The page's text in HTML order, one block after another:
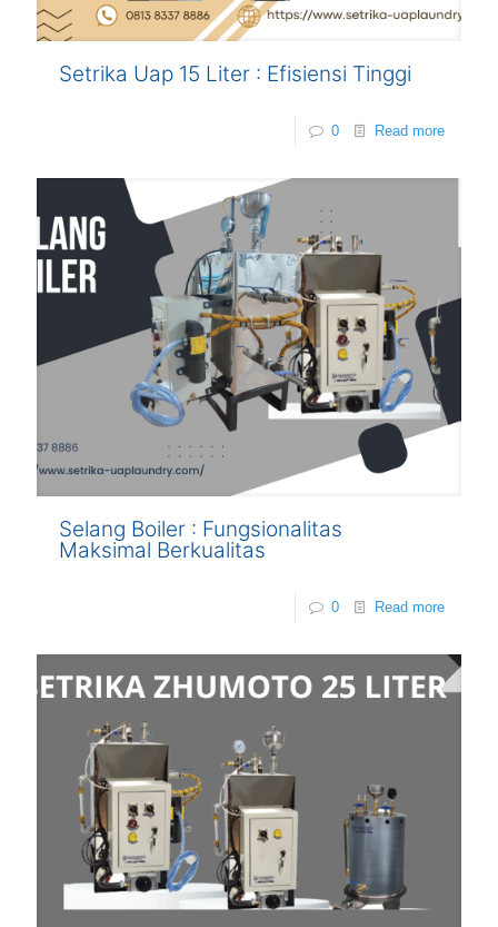
Setrika Uap 15 Liter : Efisiensi Tinggi
0 Read more
Selang Boiler : Fungsionalitas
Maksimal Berkualitas
0 Read more